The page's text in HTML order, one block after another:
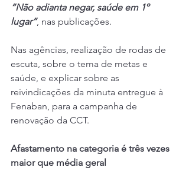
“Não adianta negar, saúde em 1º
lugar”, nas publicações.
Nas agências, realização de rodas de
escuta, sobre o tema de metas e
saúde, e explicar sobre as
reivindicações da minuta entregue à
Fenaban, para a campanha de
renovação da CCT.
Afastamento na categoria é três vezes
maior que média geral